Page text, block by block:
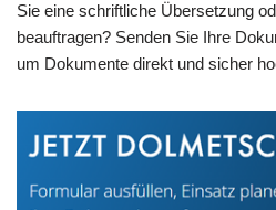
Sie eine schriftliche Übersetzung
beauftragen? Senden Sie Ihre
um Dokumente direkt und sicher